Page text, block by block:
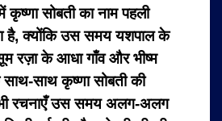
कृष्णा सोबती का नाम पहली
है, क्योंकि उस समय यशपाल के
रज़ा के आधा गाँव और भीष्म
साथ कृष्णा सोबती की
रचनाएँ उस समय अलग-अलग